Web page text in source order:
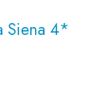
Siena 4*